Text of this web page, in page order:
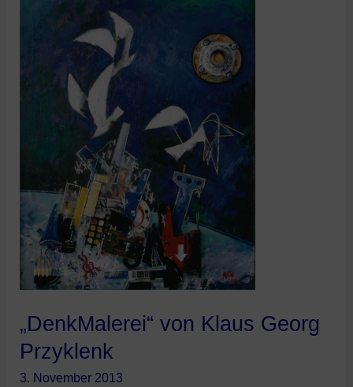
„DenkMalerei“ von Klaus Georg
Przyklenk
3. November 2013